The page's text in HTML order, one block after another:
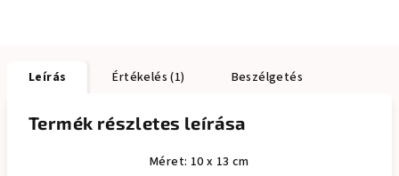
Leírás Értékelés (1) Beszélgetés
Termék részletes leírása
Méret: 10 x 13 cm